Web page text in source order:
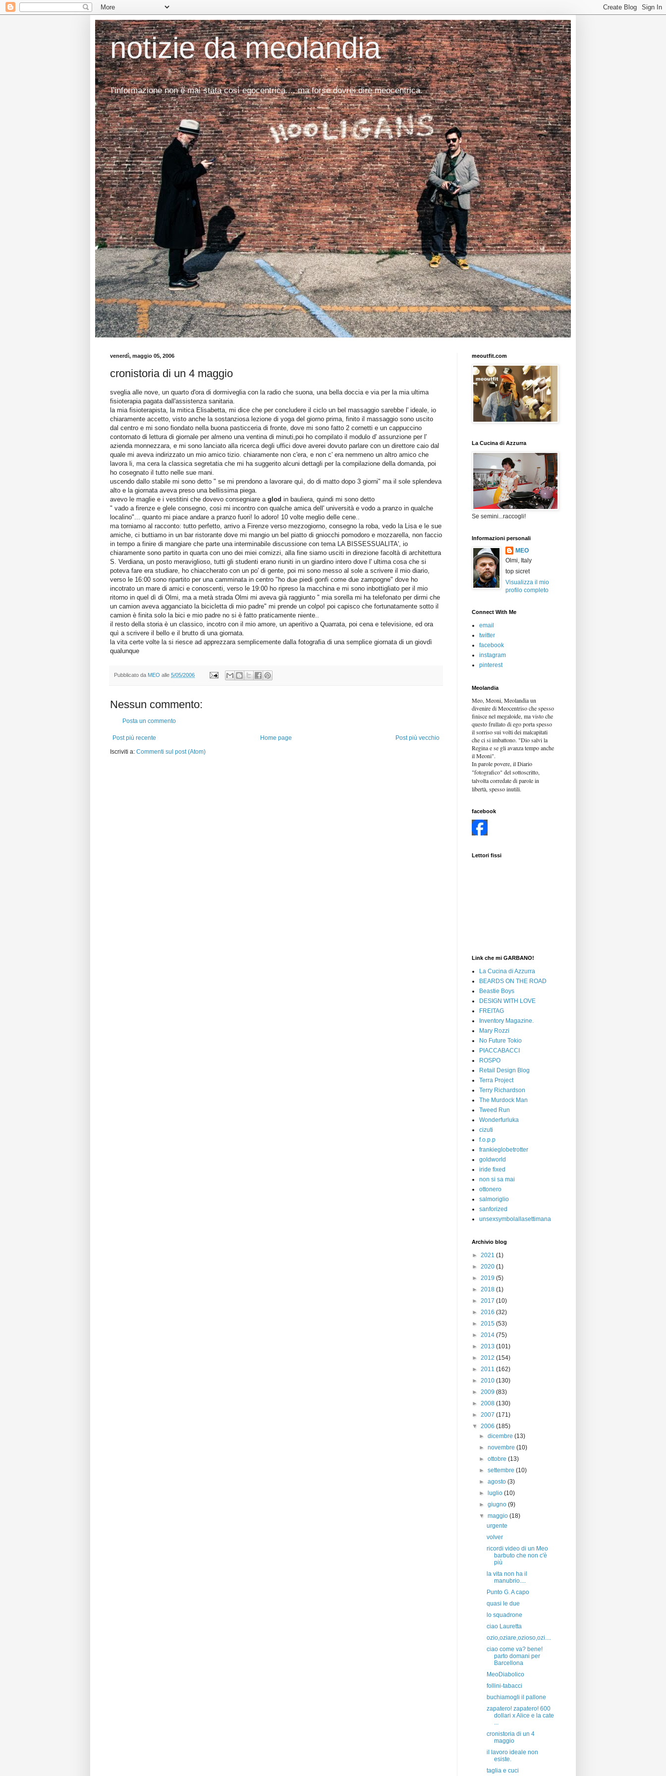
notizie da meolandia
l'informazione non è mai stata così egocentrica.... ma forse dovrei dire meocentrica.
venerdì, maggio 05, 2006
cronistoria di un 4 maggio
sveglia alle nove, un quarto d'ora di dormiveglia con la radio che suona, una bella doccia e via per la mia ultima
fisioterapia pagata dall'assistenza sanitaria.
la mia fisioterapista, la mitica Elisabetta, mi dice che per concludere il ciclo un bel massaggio sarebbe l' ideale, io
chiaramente accetto, visto anche la sostanziosa lezione di yoga del giorno prima, finito il massaggio sono uscito
dal centro e mi sono fiondato nella buona pasticceria di fronte, dove mi sono fatto 2 cornetti e un cappuccino
contornato di lettura di giornale per almeno una ventina di minuti,poi ho compilato il modulo d' assunzione per l'
azienda monnezzara, e mi sono lanciato alla ricerca degli uffici dove averei dovuto parlare con un direttore caio dal
quale mi aveva indirizzato un mio amico tizio. chiaramente non c'era, e non c' era nemmeno un altro amico che
lavora li, ma cera la classica segretatia che mi ha suggerito alcuni dettagli per la compilazione della domanda, poi
ho cosegnato il tutto nelle sue mani.
uscendo dallo stabile mi sono detto " se mi prendono a lavorare quì, do di matto dopo 3 giorni" ma il sole splendeva
alto e la giornata aveva preso una bellissima piega.
avevo le maglie e i vestitini che dovevo consegniare a glod in bauliera, quindi mi sono detto
" vado a firenze e glele consegno, cosi mi incontro con qualche amica dell' università e vodo a pranzo in qualche
localino"... quanto mi piace andare a pranzo fuori! lo adoro! 10 volte meglio delle cene..
ma torniamo al racconto: tutto perfetto, arrivo a Firenze verso mezzogiorno, consegno la roba, vedo la Lisa e le sue
amiche, ci buttiamo in un bar ristorante dove mi mangio un bel piatto di gniocchi pomodoro e mozzarella, non faccio
in tempo a finire di mangiare che parte una interminabile discussione con tema LA BISSESSUALITA', io
chiaramente sono partito in quarta con uno dei miei comizzi, alla fine siamo usciti in direzione facoltà di architettura
S. Verdiana, un posto meraviglioso, tutti gli studenti erano riuniti in un giardino intero dove l' ultima cosa che si
poteva fare era studiare, ho chiaccherato con un po' di gente, poi mi sono messo al sole a scrivere il mio diario,
verso le 16:00 sono ripartito per una camminata in centro "ho due piedi gonfi come due zampogne" dove ho
incotrato un mare di amici e conoscenti, verso le 19:00 ho ripreso la macchina e mi sono inbottigliato per il mio
ritorno in quel dì di Olmi, ma a metà strada Olmi mi aveva già raggiunto " mia sorella mi ha telefonato per dirmi che
un camion aveva agganciato la bicicletta di mio padre" mi prende un colpo! poi capisco che fortunatamente sotto il
camion è finita solo la bici e mio padre no si è fatto praticamente niente..
il resto della storia è un classico, incotro con il mio amore, un aperitivo a Quarrata, poi cena e televisione, ed ora
quì a scrivere il bello e il brutto di una giornata.
la vita certe volte la si riesce ad apprezzara semplicemente dalla fotografia di una semplice giornata di un giovdì
qualunque
Pubblicato da MEO alle 5/05/2006
Nessun commento:
Posta un commento
Post più recente Post più vecchio
Home page
Iscriviti a: Commenti sul post (Atom)
meoutfit.com
La Cucina di Azzurra
Se semini...raccogli!
Informazioni personali
MEO
Olmi, Italy
top sicret
Visualizza il mio
profilo completo
Connect With Me
email
twitter
facebook
instagram
pinterest
Meolandia
Meo, Meoni, Meolandia un
divenire di Meocentriso che spesso
finisce nel megaloide, ma visto che
questo frullato di ego porta spesso
il sorriso sui volti dei malcapitati
che ci si imbattono. "Dio salvi la
Regina e se gli avanza tempo anche
il Meoni".
In parole povere, il Diario
"fotografico" del sottoscritto,
talvolta corredate di parole in
libertà, spesso inutili.
facebook
Lettori fissi
Link che mi GARBANO!
La Cucina di Azzurra
BEARDS ON THE ROAD
Beastie Boys
DESIGN WITH LOVE
FREITAG
Inventory Magazine.
Mary Rozzi
No Future Tokio
PIACCABACCI
ROSPO
Retail Design Blog
Terra Project
Terry Richardson
The Murdock Man
Tweed Run
Wonderfurluka
cizuti
f.o.p.p
frankieglobetrotter
goldworld
iride fixed
non si sa mai
ottonero
salmoriglio
sanforized
unsexsymbolallasettimana
Archivio blog
► 2021 (1)
► 2020 (1)
► 2019 (5)
► 2018 (1)
► 2017 (10)
► 2016 (32)
► 2015 (53)
► 2014 (75)
► 2013 (101)
► 2012 (154)
► 2011 (162)
► 2010 (130)
► 2009 (83)
► 2008 (130)
► 2007 (171)
▼ 2006 (185)
►dicembre(13)
►novembre(10)
►ottobre(13)
►settembre(10)
►agosto(3)
►
luglio(10)
►giugno(9)
▼maggio(18)
urgente
volver
ricordi video di un Meo
barbuto che non c'è
più
la vita non ha il
manubrio....
Punto G. A capo
quasi le due
lo squadrone
ciao Lauretta
ozio,oziare,ozioso,ozi....
ciao come va? bene!
parto domani per
Barcellona
MeoDiabolico
follini-tabacci
buchiamogli il pallone
zapatero! zapatero! 600
dollari x Alice e la cate
...
cronistoria di un 4
maggio
il lavoro ideale non
esiste.
taglia e cuci